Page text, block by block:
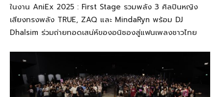
ในงาน AniEx 2025 : First Stage รวมพลัง 3 ศิลปินหญิง
เสียงทรงพลัง TRUE, ZAQ และ MindaRyn พร้อม DJ
Dhalsim ร่วมถ่ายทอดเสน่ห์ของอนิซองสู่แฟนเพลงชาวไทย